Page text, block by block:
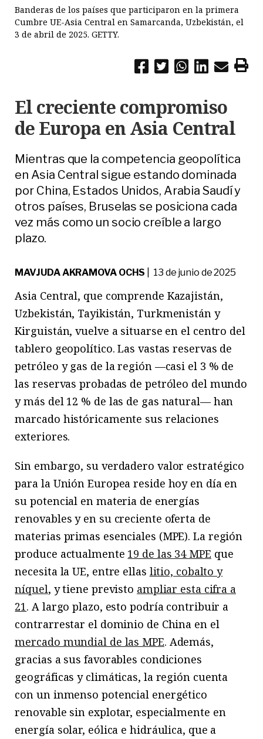
Banderas de los países que participaron en la primera
Cumbre UE-Asia Central en Samarcanda, Uzbekistán, el
3 de abril de 2025. GETTY.
El creciente compromiso
de Europa en Asia Central
Mientras que la competencia geopolítica
en Asia Central sigue estando dominada
por China, Estados Unidos, Arabia Saudí y
otros países, Bruselas se posiciona cada
vez más como un socio creíble a largo
plazo.
MAVJUDA AKRAMOVA OCHS | 13 de junio de 2025
Asia Central, que comprende Kazajistán,
Uzbekistán, Tayikistán, Turkmenistán y
Kirguistán, vuelve a situarse en el centro del
tablero geopolítico. Las vastas reservas de
petróleo y gas de la región —casi el 3 % de
las reservas probadas de petróleo del mundo
y más del 12 % de las de gas natural— han
marcado históricamente sus relaciones
exteriores.
Sin embargo, su verdadero valor estratégico
para la Unión Europea reside hoy en día en
su potencial en materia de energías
renovables y en su creciente oferta de
materias primas esenciales (MPE). La región
produce actualmente 19 de las 34 MPE que
necesita la UE, entre ellas litio, cobalto y
níquel, y tiene previsto ampliar esta cifra a
21. A largo plazo, esto podría contribuir a
contrarrestar el dominio de China en el
mercado mundial de las MPE. Además,
gracias a sus favorables condiciones
geográficas y climáticas, la región cuenta
con un inmenso potencial energético
renovable sin explotar, especialmente en
energía solar, eólica e hidráulica, que a